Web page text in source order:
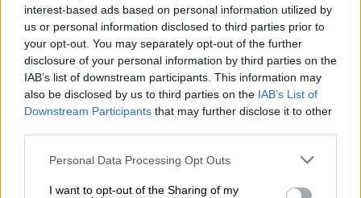
interest-based ads based on personal information utilized by
us or personal information disclosed to third parties prior to
your opt-out. You may separately opt-out of the further
disclosure of your personal information by third parties on the
IAB’s list of downstream participants. This information may
also be disclosed by us to third parties on the IAB’s List of
Downstream Participants that may further disclose it to other
Personal Data Processing Opt Outs
I want to opt-out of the Sharing of my
Unidas Podemos se mueve con
prudencia ante el `Sumar´de Díaz